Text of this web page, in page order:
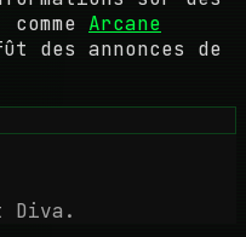
Arcane
des annonces de
Diva.